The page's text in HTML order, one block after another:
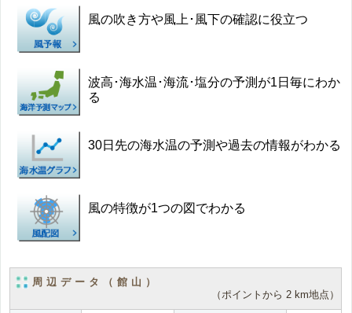
風の吹き方や風上･風下の確認に役立つ
波高･海水温･海流･塩分の予測が1日毎にわか
る
30日先の海水温の予測や過去の情報がわかる
風の特徴が1つの図でわかる
周辺データ（館山）
（ポイントから 2 km地点）